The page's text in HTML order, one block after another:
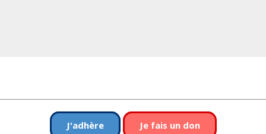
J'adhère Je fais un don